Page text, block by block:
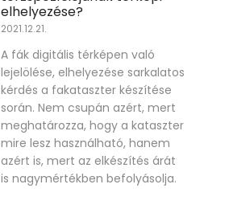
elhelyezése?
2021.12.21.
A fák digitális térképen való
lejelölése, elhelyezése sarkalatos
kérdés a fakataszter készítése
során. Nem csupán azért, mert
meghatározza, hogy a kataszter
mire lesz használható, hanem
azért is, mert az elkészítés árát
is nagymértékben befolyásolja.